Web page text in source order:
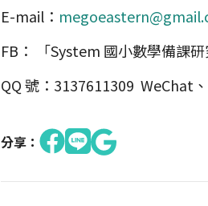
E-mail：
FB： 「System 國小數學備課
QQ 號：3137611309 WeChat
分享：